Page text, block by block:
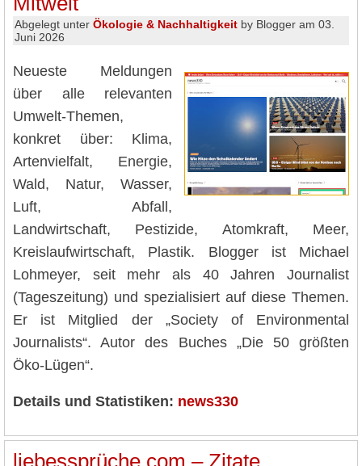
Abgelegt unter Ökologie & Nachhaltigkeit by Blogger am 03.
Juni 2026
Neueste Meldungen
über alle relevanten
Umwelt-Themen,
konkret über: Klima,
Artenvielfalt, Energie,
Wald, Natur, Wasser,
Luft, Abfall,
Landwirtschaft, Pestizide, Atomkraft, Meer,
Kreislaufwirtschaft, Plastik. Blogger ist Michael
Lohmeyer, seit mehr als 40 Jahren Journalist
(Tageszeitung) und spezialisiert auf diese Themen.
Er ist Mitglied der „Society of Environmental
Journalists“. Autor des Buches „Die 50 größten
Öko-Lügen“.
Details und Statistiken: news330
liebessprüche.com – Zitate